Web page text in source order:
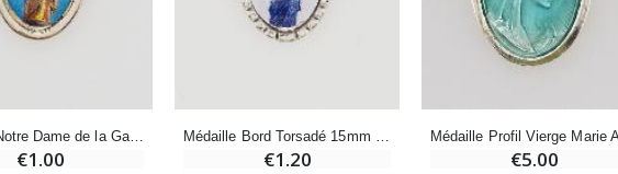
€5.50 €4.95
€130.00
€2.50
Médaille Notre Dame de la Garde - Marseille Argentée - 15mm
€1.00
Médaille Bord Torsadé 15mm - Vierge Noire
€1.20 €5.00